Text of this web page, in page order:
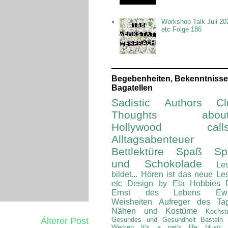
Älterer Post
Workshop Talk Juli
etc Folge 186
Begebenheiten,
Bagatellen
Sadistic Authors
Thoughts
Hollywood
Alltagsabenteuer
Bettlektüre
Spaß
und Schokolade
bildet... Hören ist das neue
etc
Design by Ela Hobbies
Ernst des Lebens
Weisheiten
Aufreger des
Nähen und Kostüme
Gesundes und Gesundheit
Basteln